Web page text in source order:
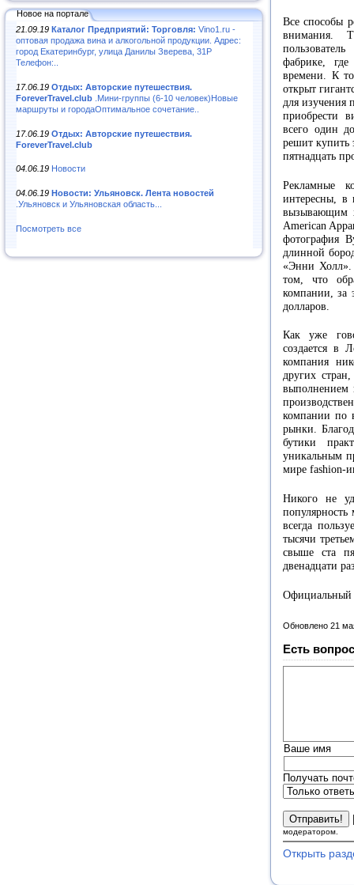
Новое на портале
21.09.19 Каталог Предприятий: Торговля: Vino1.ru -
оптовая продажа вина и алкогольной продукции. Адрес:
город Екатеринбург, улица Данилы Зверева, 31Р
Телефон:..
17.06.19 Отдых: Авторские путешествия.
ForeverTravel.club .Мини-группы (6-10 человек)Новые
маршруты и городаОптимальное сочетание..
17.06.19 Отдых: Авторские путешествия.
ForeverTravel.club
04.06.19 Новости
04.06.19 Новости: Ульяновск. Лента новостей
.Ульяновск и Ульяновская область...
Посмотреть все
Все способы
внимания.
фабрике,
времени. К
открыт
для изучения
приобрести
всего один
решит купить
пятнадцать
Рекламные
интересны, в
вызывающим
American
фотография
длинной
«Энни Холл».
том, что
компании, за
долларов.
Как уже
создается в
компания
других
выполнением
компании по
рынки.
бутики
уникальным
мире fashion-
Никого не
всегда
тысячи
свыше ста
двенадцати
Официальный
Обновлено 21
Есть
Ваше имя
Получать
модератором.
Открыть